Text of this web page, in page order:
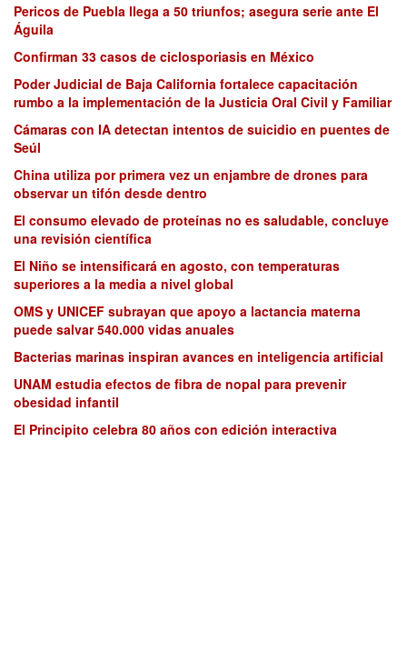
Pericos de Puebla llega a 50 triunfos; asegura serie ante El
Águila
Confirman 33 casos de ciclosporiasis en México
Poder Judicial de Baja California fortalece capacitación
rumbo a la implementación de la Justicia Oral Civil y Familiar
Cámaras con IA detectan intentos de suicidio en puentes de
Seúl
China utiliza por primera vez un enjambre de drones para
observar un tifón desde dentro
El consumo elevado de proteínas no es saludable, concluye
una revisión científica
El Niño se intensificará en agosto, con temperaturas
superiores a la media a nivel global
OMS y UNICEF subrayan que apoyo a lactancia materna
puede salvar 540.000 vidas anuales
Bacterias marinas inspiran avances en inteligencia artificial
UNAM estudia efectos de fibra de nopal para prevenir
obesidad infantil
El Principito celebra 80 años con edición interactiva